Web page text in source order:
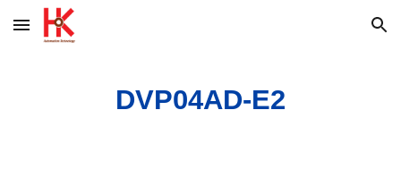
Skip to main content Skip to navigation
DVP04AD-E2